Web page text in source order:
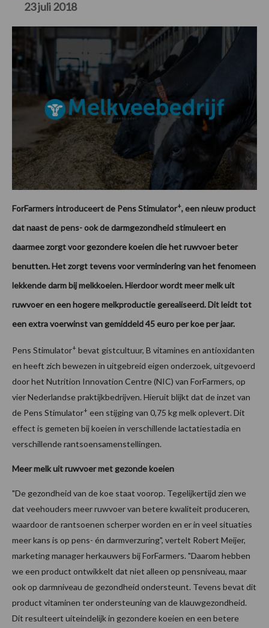
23 juli 2018
ForFarmers introduceert de Pens Stimulator+, een nieuw product
dat naast de pens- ook de darmgezondheid stimuleert en
daarmee zorgt voor gezondere koeien die het ruwvoer beter
benutten. Het zorgt tevens voor vermindering van het fenomeen
lekkende darm bij melkkoeien. Hierdoor wordt meer melk uit
ruwvoer en een hogere melkproductie gerealiseerd. Dit leidt tot
een extra voerwinst van gemiddeld 45 euro per koe per jaar.
Pens Stimulator+ bevat gistcultuur, B vitamines en antioxidanten
en heeft zich bewezen in uitgebreid eigen onderzoek, uitgevoerd
door het Nutrition Innovation Centre (NIC) van ForFarmers, op
vier Nederlandse praktijkbedrijven. Hieruit blijkt dat de inzet van
de Pens Stimulator+ een stijging van 0,75 kg melk oplevert. Dit
effect is gemeten bij koeien in verschillende lactatiestadia en
verschillende rantsoensamenstellingen.
Meer melk uit ruwvoer met gezonde koeien
"De gezondheid van de koe staat voorop. Tegelijkertijd zien we
dat veehouders meer ruwvoer van betere kwaliteit produceren,
waardoor de rantsoenen scherper worden en er in veel situaties
meer kans is op pens- én darmverzuring", vertelt Robert Meijer,
marketing manager herkauwers bij ForFarmers. "Daarom hebben
we een product ontwikkelt dat niet alleen op pensniveau, maar
ook op darmniveau de gezondheid ondersteunt. Tevens bevat dit
product vitaminen ter ondersteuning van de klauwgezondheid.
Dit resulteert uiteindelijk in gezondere koeien en een betere